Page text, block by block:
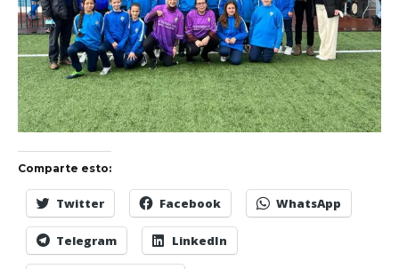
Comparte esto:
Twitter Facebook WhatsApp
Telegram LinkedIn